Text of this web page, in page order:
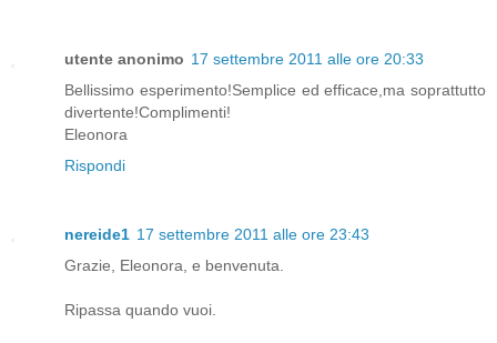
utente anonimo 17 settembre 2011 alle ore 20:33
Bellissimo esperimento!Semplice ed efficace,ma soprattutto
divertente!Complimenti!
Eleonora
Rispondi
nereide1 17 settembre 2011 alle ore 23:43
Grazie, Eleonora, e benvenuta.
Ripassa quando vuoi.